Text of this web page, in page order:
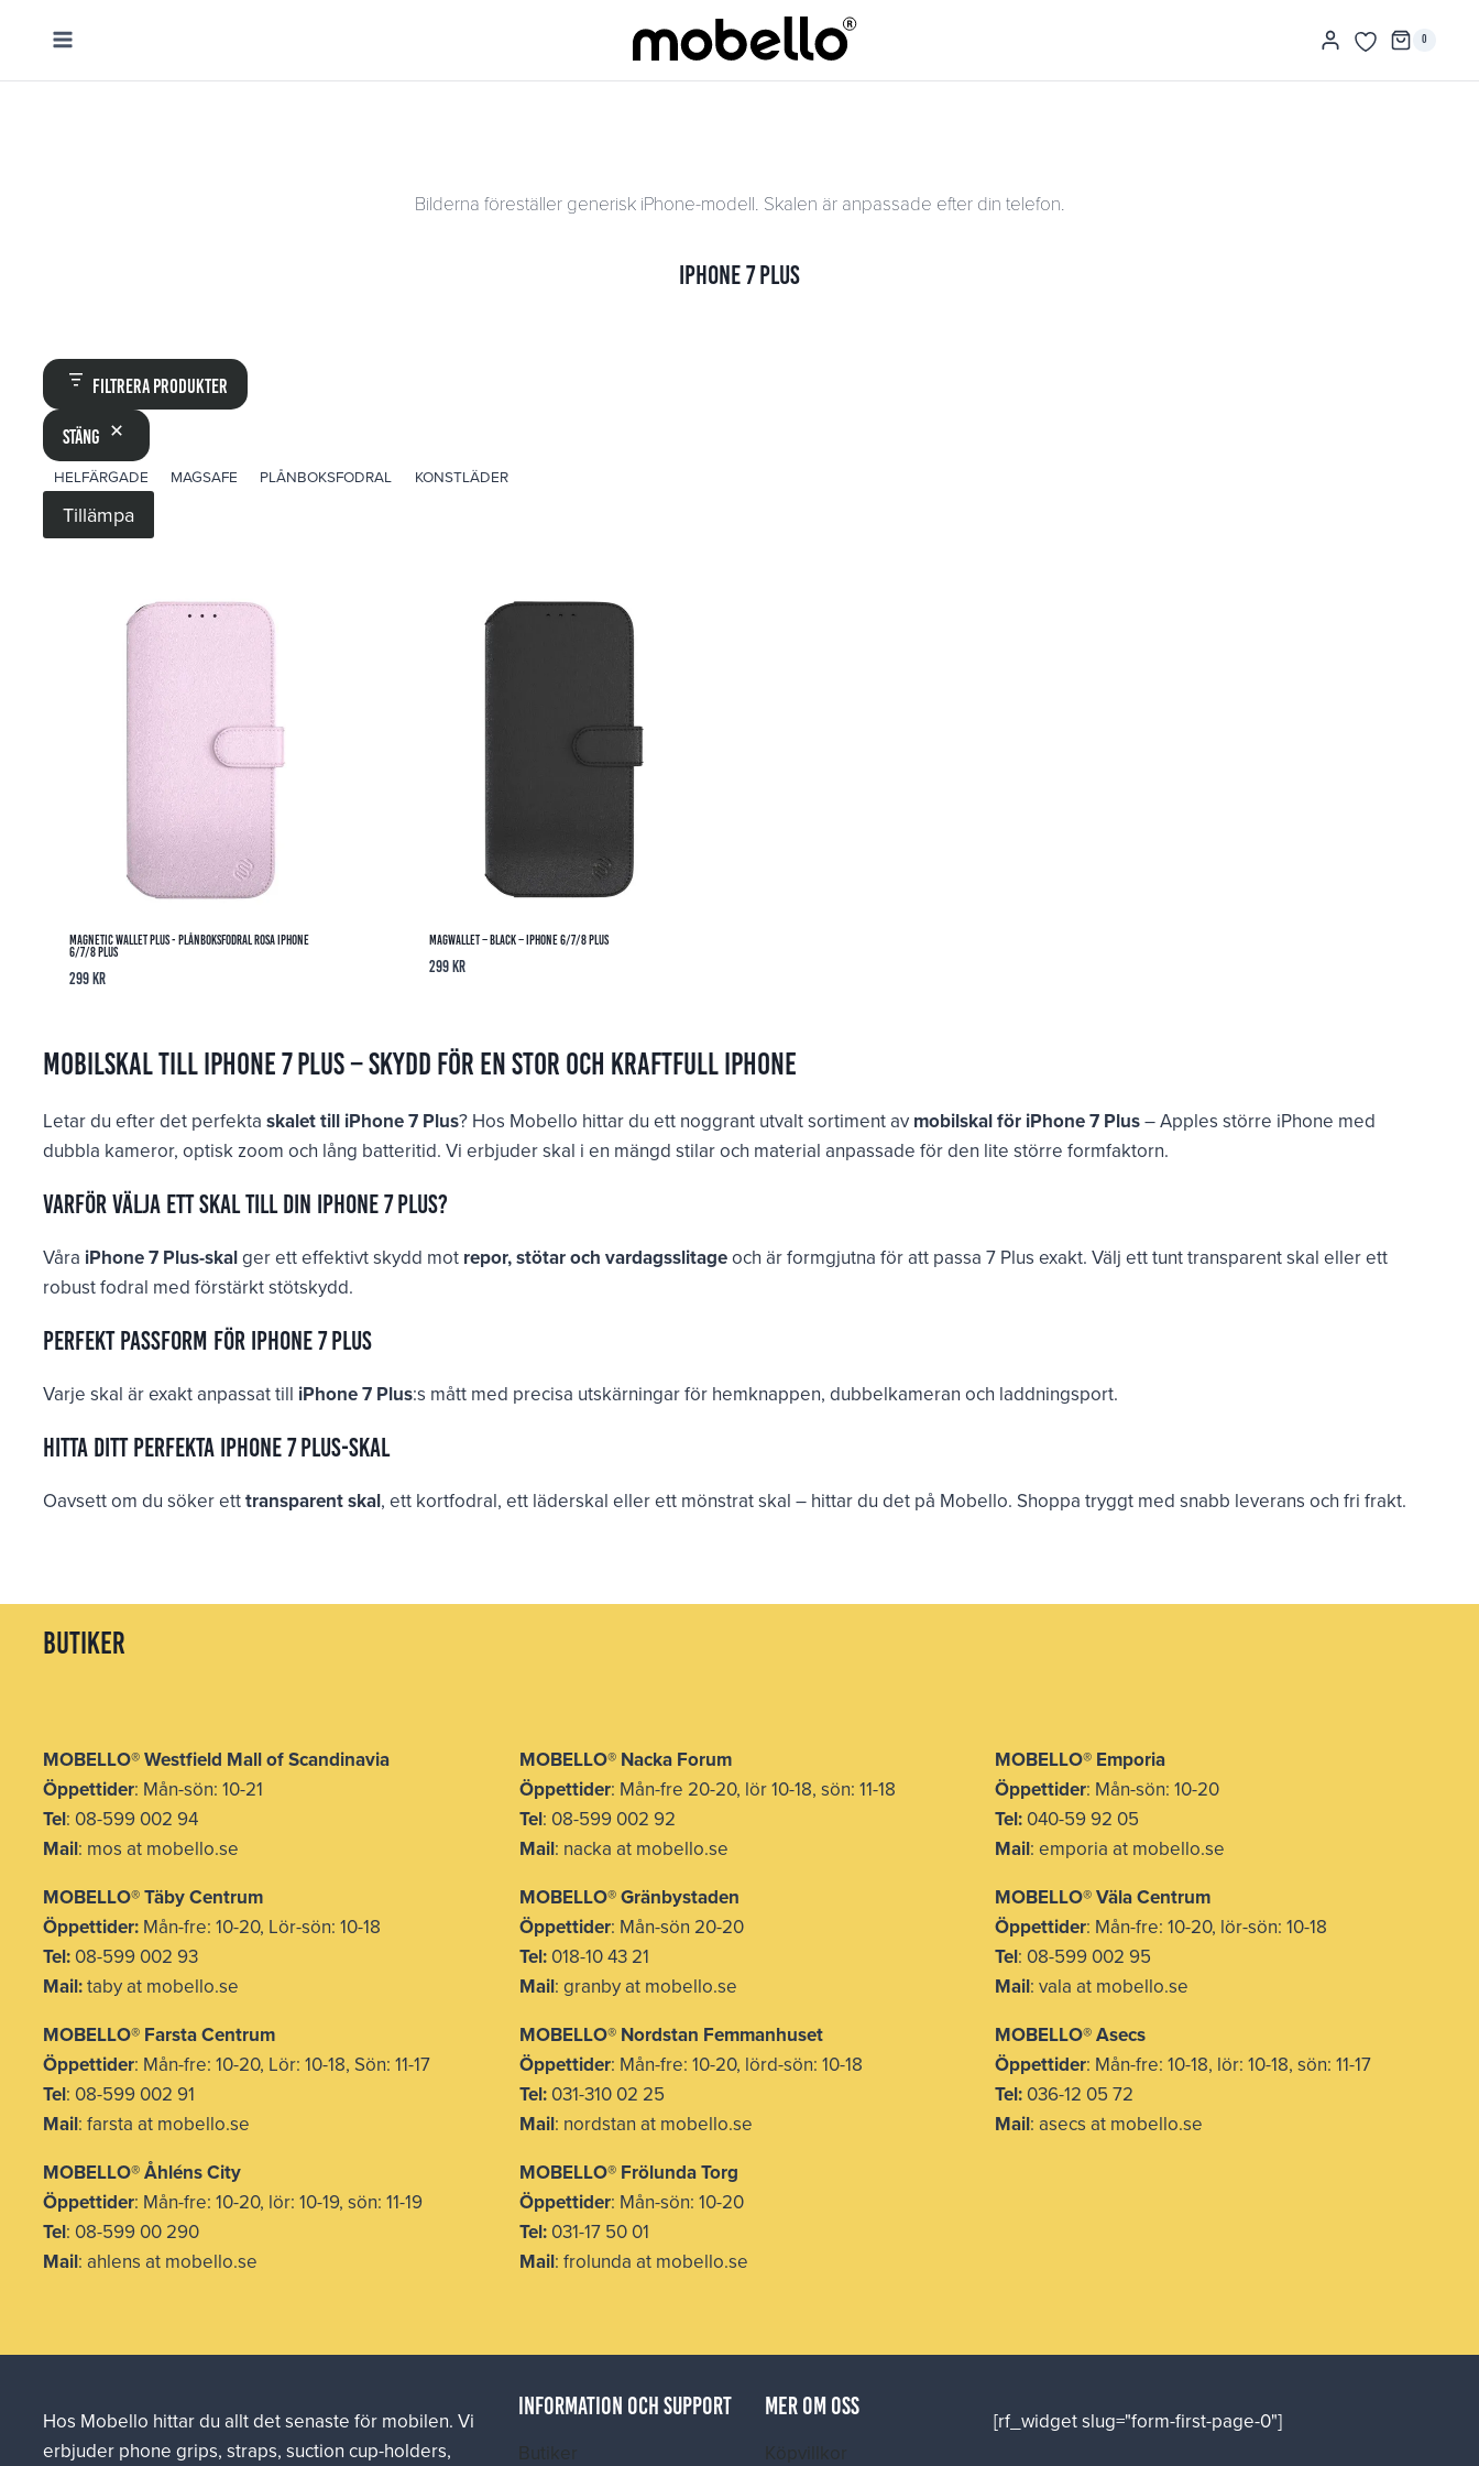
0
Bilderna föreställer generisk iPhone-modell. Skalen är anpassade efter din telefon.
iPhone 7 Plus
Filtrera produkter
Stäng
ETIKETT
HELFÄRGADE MAGSAFE PLÅNBOKSFODRAL KONSTLÄDER
Tillämpa
Magnetic Wallet Plus - Plånboksfodral Rosa iPhone
6/7/8 Plus
299kr
Magwallet – Black – iPhone 6/7/8 Plus
299kr
Mobilskal till iPhone 7 Plus – Skydd för en stor och kraftfull iPhone
Letar du efter det perfekta skalet till iPhone 7 Plus? Hos Mobello hittar du ett noggrant utvalt sortiment av mobilskal för iPhone 7 Plus– Apples större iPhone med
dubbla kameror, optisk zoom och lång batteritid. Vi erbjuder skal i en mängd stilar och material anpassade för den lite större formfaktorn.
Varför välja ett skal till din iPhone 7 Plus?
Våra iPhone 7 Plus-skalger ett effektivt skydd mot repor, stötar och vardagsslitageoch är formgjutna för att passa 7 Plus exakt. Välj ett tunt transparent skal eller ett
robust fodral med förstärkt stötskydd.
Perfekt passform för iPhone 7 Plus
Varje skal är exakt anpassat till iPhone 7 Plus:s mått med precisa utskärningar för hemknappen, dubbelkameran och laddningsport.
Hitta ditt perfekta iPhone 7 Plus-skal
Oavsett om du söker etttransparent skal, ett kortfodral, ett läderskal eller ett mönstrat skal – hittar du det på Mobello. Shoppa tryggt med snabb leverans och fri frakt.
butiker
MOBELLO®Westfield Mall of Scandinavia
Öppettider: Mån-sön: 10-21
Tel: 08-599 002 94
Mail: mos at mobello.se
MOBELLO®Täby Centrum
Öppettider:Mån-fre: 10-20, Lör-sön: 10-18
Tel:08-599 002 93
Mail:taby at mobello.se
MOBELLO® Farsta Centrum
Öppettider: Mån-fre: 10-20, Lör: 10-18, Sön: 11-17
Tel: 08-599 002 91
Mail: farsta at mobello.se
MOBELLO® Åhléns City
Öppettider: Mån-fre: 10-20, lör: 10-19, sön: 11-19
Tel: 08-599 00 290
Mail: ahlens at mobello.se
MOBELLO® Nacka Forum
Öppettider: Mån-fre 20-20, lör 10-18, sön: 11-18
Tel: 08-599 002 92
Mail: nacka at mobello.se
MOBELLO®Gränbystaden
Öppettider: Mån-sön 20-20
Tel: 018-10 43 21
Mail: granby at mobello.se
MOBELLO® Nordstan Femmanhuset
Öppettider: Mån-fre: 10-20, lörd-sön: 10-18
Tel: 031-310 02 25
Mail: nordstan at mobello.se
MOBELLO® Frölunda Torg
Öppettider: Mån-sön: 10-20
Tel: 031-17 50 01
Mail: frolunda at mobello.se
MOBELLO® Emporia
Öppettider: Mån-sön: 10-20
Tel: 040-59 92 05
Mail: emporia at mobello.se
MOBELLO® Väla Centrum
Öppettider: Mån-fre: 10-20, lör-sön: 10-18
Tel: 08-599 002 95
Mail: vala at mobello.se
MOBELLO® Asecs
Öppettider: Mån-fre: 10-18, lör: 10-18, sön: 11-17
Tel: 036-12 05 72
Mail: asecs at mobello.se
Hos Mobello hittar du allt det senaste för mobilen. Vi
erbjuder phone grips, straps, suction cup-holders,
INFORMATION OCH SUPPORT
Butiker
MER OM OSS
Köpvillkor
[rf_widget slug="form-first-page-0"]